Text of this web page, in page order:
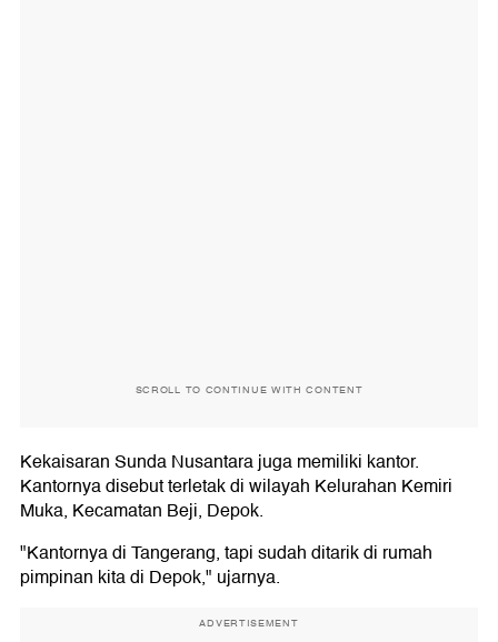
SCROLL TO CONTINUE WITH CONTENT
Kekaisaran Sunda Nusantara juga memiliki kantor.
Kantornya disebut terletak di wilayah Kelurahan Kemiri
Muka, Kecamatan Beji, Depok.
"Kantornya di Tangerang, tapi sudah ditarik di rumah
pimpinan kita di Depok," ujarnya.
ADVERTISEMENT